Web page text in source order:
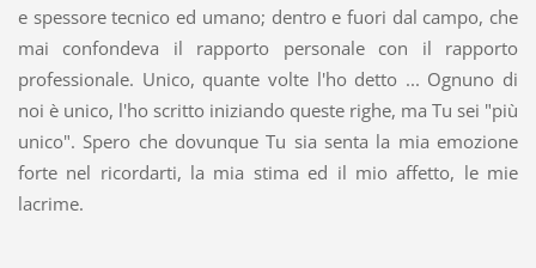
e spessore tecnico ed umano; dentro e fuori dal campo, che
mai confondeva il rapporto personale con il rapporto
professionale. Unico, quante volte l'ho detto ... Ognuno di
noi è unico, l'ho scritto iniziando queste righe, ma Tu sei "più
unico". Spero che dovunque Tu sia senta la mia emozione
forte nel ricordarti, la mia stima ed il mio affetto, le mie
lacrime.